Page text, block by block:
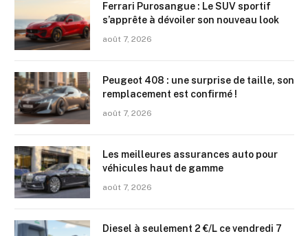
Ferrari Purosangue : Le SUV sportif
s’apprête à dévoiler son nouveau look
août 7, 2026
Peugeot 408 : une surprise de taille, son
remplacement est confirmé !
août 7, 2026
Les meilleures assurances auto pour
véhicules haut de gamme
août 7, 2026
Diesel à seulement 2 €/L ce vendredi 7